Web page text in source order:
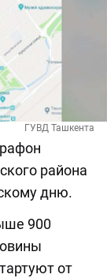
ГУВД Ташкента
района
дню.
900
от